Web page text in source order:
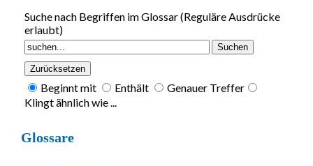
Suche nach Begriffen im Glossar (Reguläre Ausdrücke
erlaubt)
Beginnt mit Enthält
Genauer Treffer
Klingt ähnlich wie ...
Glossare